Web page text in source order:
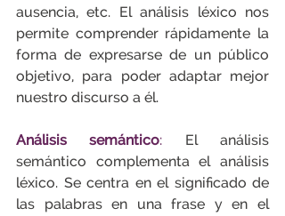
ausencia, etc. El análisis léxico nos
permite comprender rápidamente la
forma de expresarse de un público
objetivo, para poder adaptar mejor
nuestro discurso a él.
Análisis semántico: El análisis
semántico complementa el análisis
léxico. Se centra en el significado de
las palabras en una frase y en el